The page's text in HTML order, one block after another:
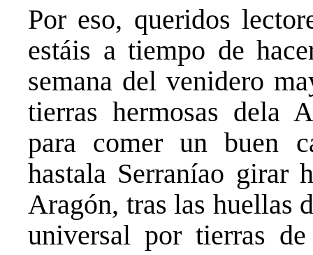
Por eso, queridos
estáis a tiempo de
semana del venidero
tierras hermosas dela
para comer un buen
hastala Serraníao girar
Aragón, tras las huellas
universal por tierras